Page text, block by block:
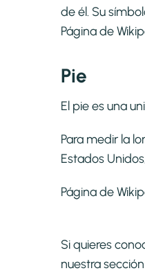
de él. Su
Página de
Pie
El pie es una
Para medir la
Estados
Página de
Si quieres
nuestra